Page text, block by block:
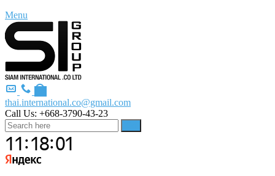
Menu
thai.international.co@gmail.com
Call Us: +668-3790-43-23